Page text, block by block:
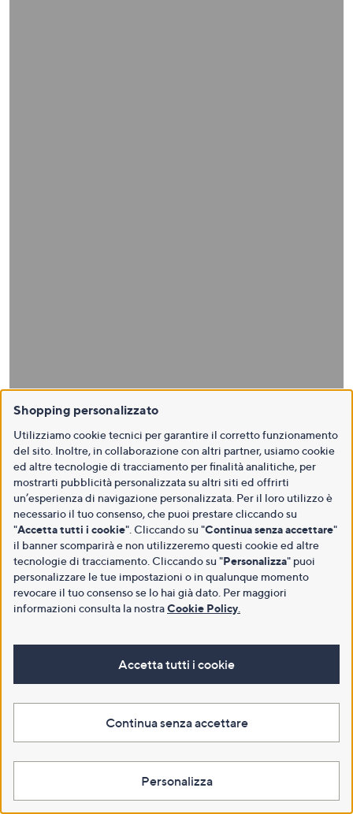
Shopping personalizzato
Utilizziamo cookie tecnici per garantire il corretto funzionamento
del sito. Inoltre, in collaborazione con altri partner, usiamo cookie
ed altre tecnologie di tracciamento per finalità analitiche, per
mostrarti pubblicità personalizzata su altri siti ed offrirti
un’esperienza di navigazione personalizzata. Per il loro utilizzo è
necessario il tuo consenso, che puoi prestare cliccando su
"Accetta tutti i cookie". Cliccando su "Continua senza accettare"
il banner scomparirà e non utilizzeremo questi cookie ed altre
tecnologie di tracciamento. Cliccando su "Personalizza" puoi
personalizzare le tue impostazioni o in qualunque momento
revocare il tuo consenso se lo hai già dato. Per maggiori
informazioni consulta la nostraCookie Policy
Accetta tutti i cookie
Continua senza accettare
Personalizza